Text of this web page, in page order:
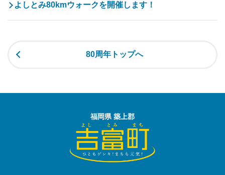
よしとみ80kmウォークを開催します！
80周年トップへ
福岡県 築上郡